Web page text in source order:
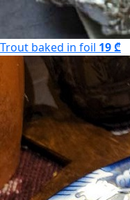
Trout baked in foil 19 ₾